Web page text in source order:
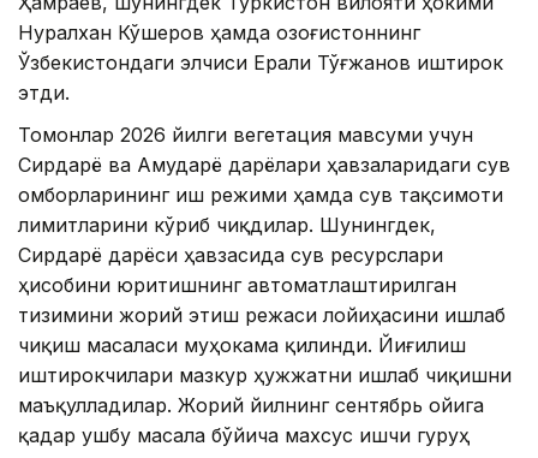
Нуралхан Кўшеров ҳамда Қозоғистоннинг
Ўзбекистондаги элчиси Ерали Тўғжанов иштирок
этди.
Томонлар 2026 йилги вегетация мавсуми учун
Сирдарё ва Амударё дарёлари ҳавзаларидаги сув
омборларининг иш режими ҳамда сув тақсимоти
лимитларини кўриб чиқдилар. Шунингдек,
Сирдарё дарёси ҳавзасида сув ресурслари
ҳисобини юритишнинг автоматлаштирилган
тизимини жорий этиш режаси лойиҳасини ишлаб
чиқиш масаласи муҳокама қилинди. Йиғилиш
иштирокчилари мазкур ҳужжатни ишлаб чиқишни
маъқулладилар. Жорий йилнинг сентябрь ойига
қадар ушбу масала бўйича махсус ишчи гуруҳ